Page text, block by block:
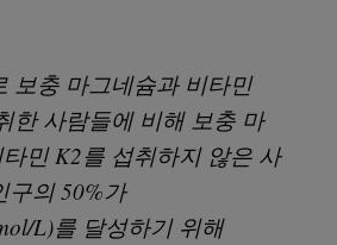
보충 마그네슘과 비타민
한 사람들에 비해 보충 마
민 K2를 섭취하지 않은 사
구의 50%가
L)를 달성하기 위해